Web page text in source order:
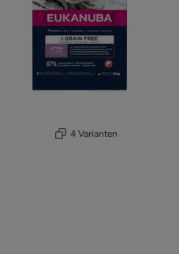
4 Varianten